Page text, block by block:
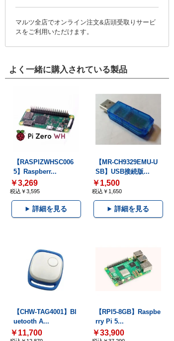
マルツ全店でオンライン注文&店頭受取りサービ
スをご利用いただけます。
よく一緒に購入されている製品
【RASPIZWHSC006
5】Raspberr...
￥3,269
税込￥3,595
詳細を見る
【MR-CH9329EMU-U
SB】USB接続版...
￥1,500
税込￥1,650
詳細を見る
【CHW-TAG4001】Bl
uetooth A...
￥11,700
【RPI5-8GB】Raspbe
rry Pi 5...
￥33,900